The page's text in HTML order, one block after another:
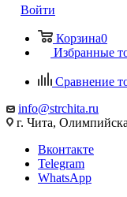
Войти
Корзина0
Избранные
Сравнение
info@strchita.ru
г. Чита,
Вконтакте
Telegram
WhatsApp